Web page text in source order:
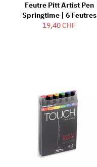
Feutre Pitt Artist Pen
Springtime | 6 Feutres
19,40 CHF